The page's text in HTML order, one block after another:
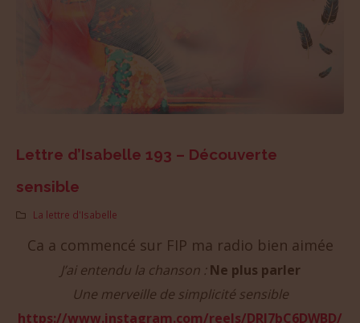
Ca a commencé sur FIP ma radio bien aimée
J’ai entendu la chanson : Ne plus parler
Une merveille de simplicité sensible